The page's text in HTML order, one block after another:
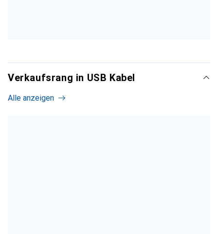
Verkaufsrang in USB Kabel
Alle anzeigen